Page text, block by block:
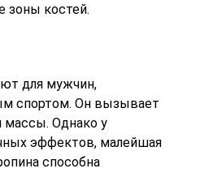
зоны костей.
для мужчин,
спортом. Он вызывает
Однако у
эффектов, малейшая
способна